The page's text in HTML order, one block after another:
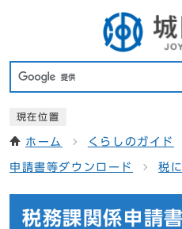
現在位置
ホーム くらしのガイド
申請書等ダウンロード 税
税務課関係申請